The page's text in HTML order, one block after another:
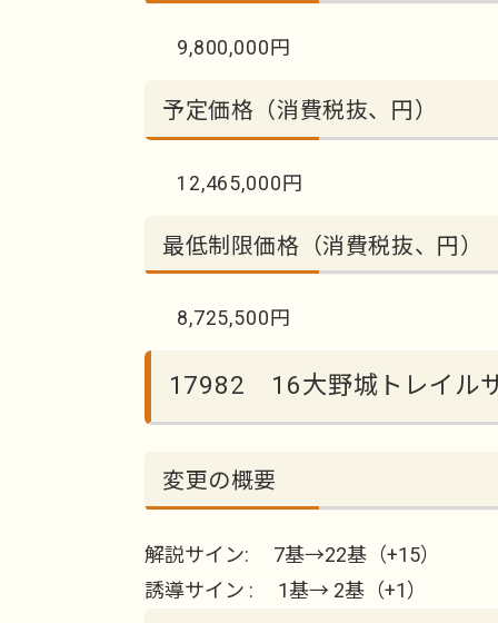
9,800,000円
予定価格（消費税抜、円）
12,465,000円
最低制限価格（消費税抜、円）
8,725,500円
17982 16大野城トレイル
変更の概要
解説サイン: 7基→22基（+15）
誘導サイン : 1基→ 2基（+1）